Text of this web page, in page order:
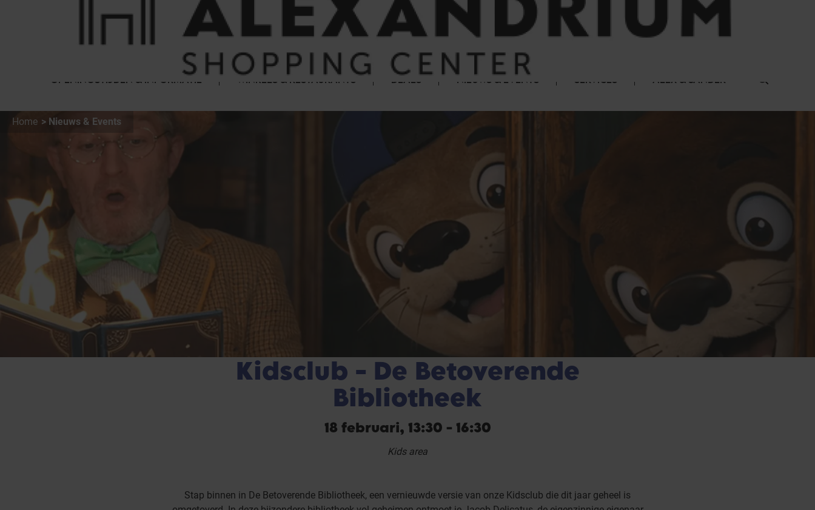
OPENINGSTIJDEN & INFORMATIE WINKELS & RESTAURANTS DEALS NIEUWS & EVENTS SERVICES ALEX & SANDER
Home Nieuws & Events
Kidsclub - De Betoverende
Bibliotheek
18 februari, 13:30 - 16:30
Kids area
Stap binnen in De Betoverende Bibliotheek, een vernieuwde versie van onze Kidsclub die dit jaar geheel is